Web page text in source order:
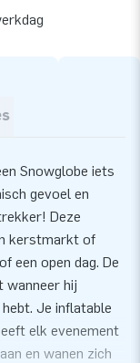
Snowglobe iets
gevoel en
Deze
kerstmarkt of
een open dag. De
wanneer hij
Je inflatable
elk evenement
en wanen zich